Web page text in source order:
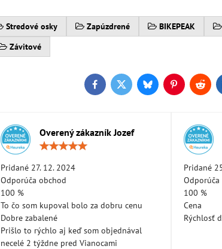
Stredové osky Zapúzdrené BIKEPEAK
Závitové
FacebookTwitterBlueskyPinterest
Overený zákazník Jozef
Pridané 27. 12. 2024
Odporúča obchod
100 %
To čo som kupoval bolo za dobru cenu
Dobre zabalené
Prišlo to rýchlo aj keď som objednával
necelé 2 týždne pred Vianocami
Pridané
100 %
Cena
Rýchlosť